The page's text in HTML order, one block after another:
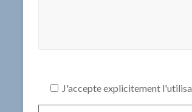
J'accepte explicitement